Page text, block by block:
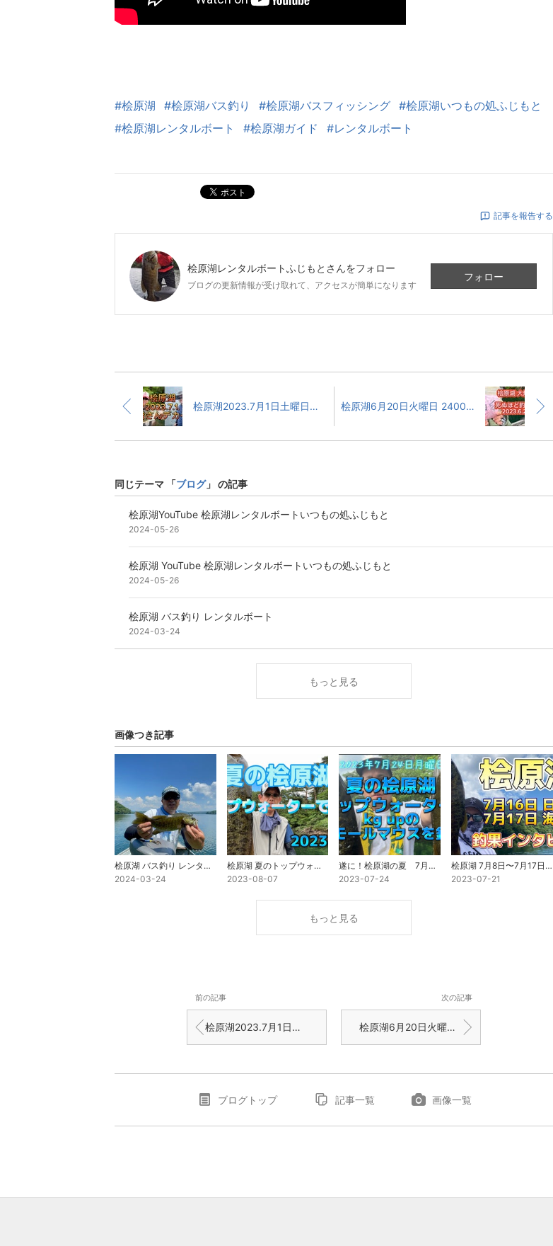
#桧原湖 #桧原湖バス釣り #桧原湖バスフィッシング #桧原湖いつもの処ふじもと
#桧原湖レンタルボート
#桧原湖ガイド #レンタルボート
ポスト
記事を報告する
桧原湖レンタルボートふじもと さんをフォロー
ブログの更新情報が受け取れて、アクセスが簡単になります
フォロー
桧原湖2023.7月1日土曜日釣果インタビュー️ 桧原湖6月20日火曜日 2400g BIG FISH 6月21日水曜日 死ぬほど釣れた
同じテーマ 「ブログ」 の記事
桧原湖YouTube 桧原湖レンタルボートいつもの処ふじもと
2024-05-26
桧原湖 YouTube 桧原湖レンタルボートいつもの処ふじもと
2024-05-26
桧原湖 バス釣り レンタルボート
2024-03-24
もっと見る
画像つき記事
桧原湖 バス釣り レンタルボート
2024-03-24
桧原湖 夏のトップウォーターゲーム 2023.8.7.
2023-08-07
遂に！桧原湖の夏 7月24日月曜日
2023-07-24
桧原湖 7月8日〜7月17日 釣果インタビュー
2023-07-21
もっと見る
前の記事
桧原湖2023.7月1日土曜日釣果インタビュー️
次の記事
桧原湖6月20日火曜日 2400g BIG FISH 6月21日水曜日 死ぬほど釣れた
ブログトップ 記事一覧 画像一覧